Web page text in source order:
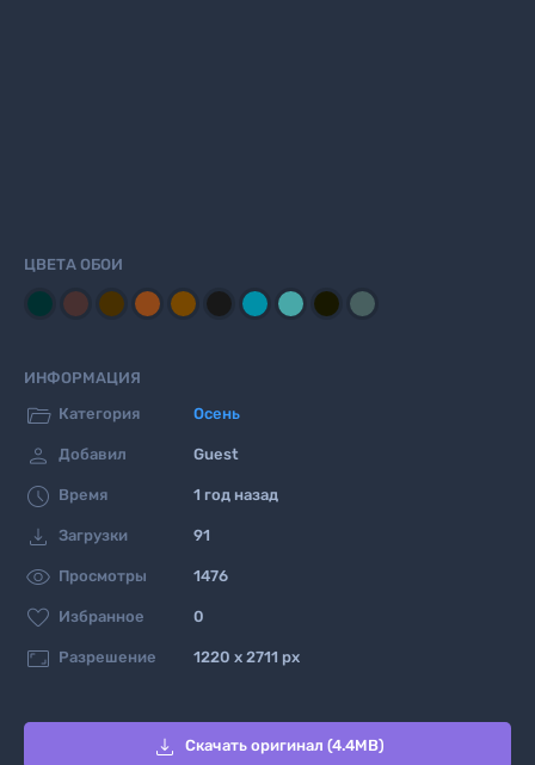
ЦВЕТА ОБОИ
ИНФОРМАЦИЯ
 Категория Осень
 Добавил Guest
 Время 1 год назад
 Загрузки 91
 Просмотры 1476
 Избранное 0
 Разрешение 1220 x 2711 px
 Скачать оригинал (4.4MB)